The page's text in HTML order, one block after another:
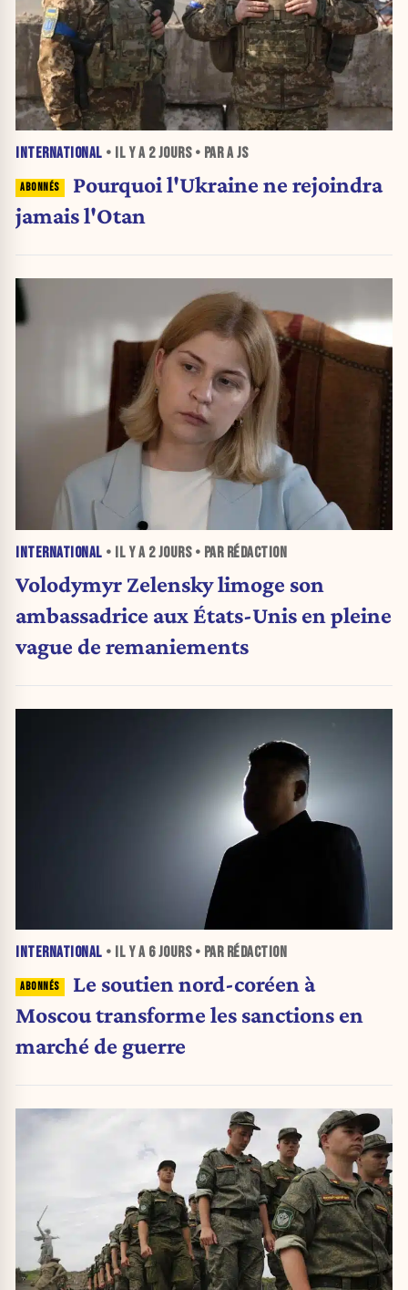
INTERNATIONAL • IL Y A 2 JOURS• PAR A JS
Pourquoi l'Ukraine ne rejoindra
jamais l'Otan
INTERNATIONAL • IL Y A 2 JOURS• PAR RÉDACTION
Volodymyr Zelensky limoge son
ambassadrice aux États-Unis en pleine
vague de remaniements
INTERNATIONAL • IL Y A 6 JOURS• PAR RÉDACTION
Le soutien nord-coréen à
Moscou transforme les sanctions en
marché de guerre